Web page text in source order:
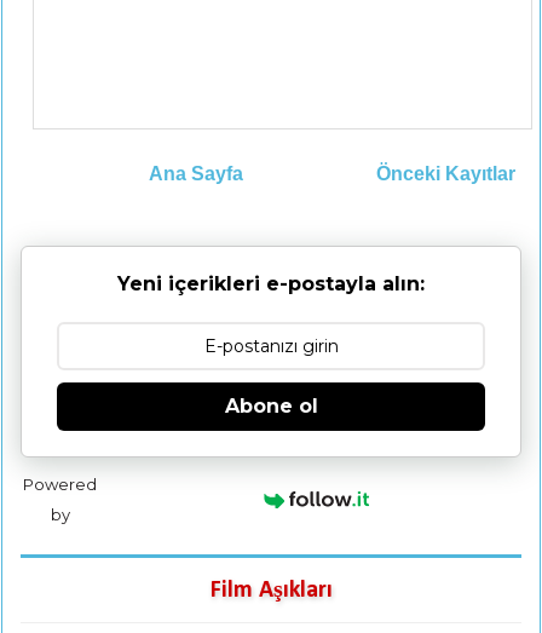
Önceki Kayıtlar
Ana Sayfa
Yeni içerikleri e-postayla alın:
Abone ol
Powered
by
Film Aşıkları